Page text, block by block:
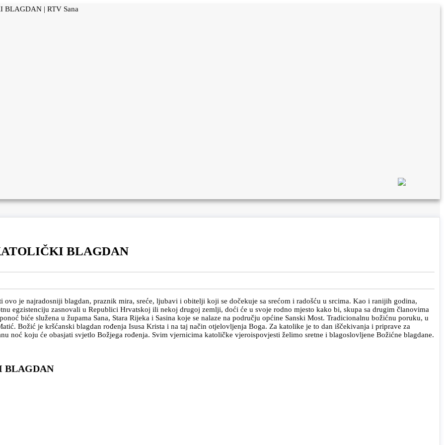
BLAGDAN
je najradosniji blagdan, praznik mira, sreće, ljubavi i obitelji koji se dočekuje sa srećom i radošću u srcima. Kao i ranijih godina,
egzistenciju zasnovali u Republici Hrvatskoj ili nekoj drugoj zemlji, doći će u svoje rodno mjesto kako bi, skupa sa drugim članovima
biće služena u župama Sana, Stara Rijeka i Sasina koje se nalaze na području općine Sanski Most. Tradicionalnu božićnu poruku, u
Božić je kršćanski blagdan rođenja Isusa Krista i na taj način otjelovljenja Boga. Za katolike je to dan iščekivanja i priprave za
noć koju će obasjati svjetlo Božjega rođenja. Svim vjernicima katoličke vjeroispovjesti želimo sretne i blagoslovljene Božićne blagdane.
BLAGDAN